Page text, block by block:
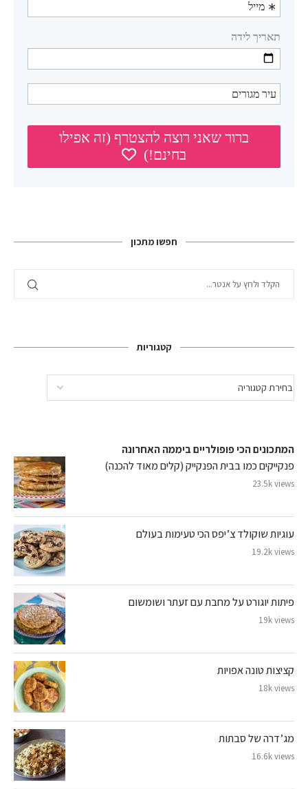
חפשו מתכון
קטגוריות
המתכונים הכי פופולריים ביממה האחרונה
פנקייקים כמו בבית הפנקייק (קלים מאוד להכנה)
23.5k views
עוגיות שוקולד צ’יפס הכי טעימות בעולם
19.2k views
פיתות יוגורט על מחבת עם זעתר ושומשום
19k views
קציצות טונה אפויות
18k views
מג’דרה של סבתות
16.6k views